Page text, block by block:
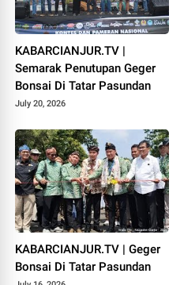
KABARCIANJUR.TV |
Semarak Penutupan Geger
Bonsai Di Tatar Pasundan
July 20, 2026
KABARCIANJUR.TV | Geger
Bonsai Di Tatar Pasundan